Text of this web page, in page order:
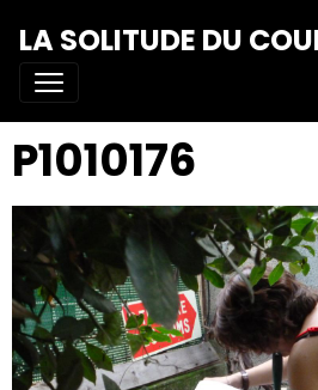
LA SOLITUDE DU
P1010176